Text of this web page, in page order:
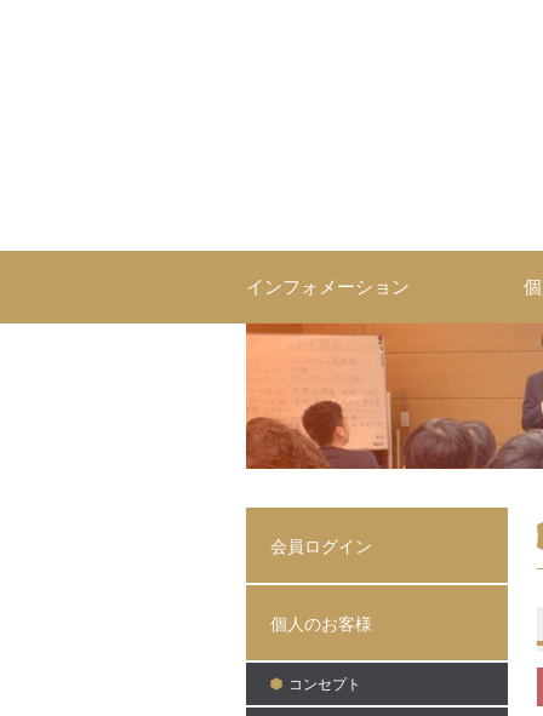
インフォメーション
会員ログイン
個人のお客様
コンセプト